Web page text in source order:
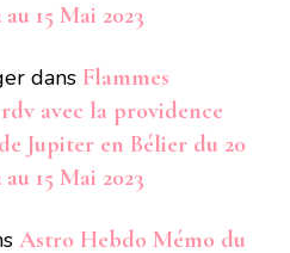
15 Mai 2023
dans Flammes
avec la providence
Jupiter en Bélier du 20
15 Mai 2023
Astro Hebdo Mémo du